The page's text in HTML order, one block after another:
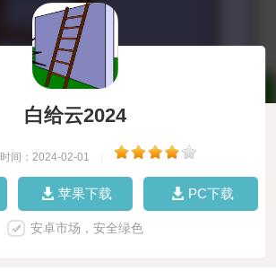
白给云2024
时间：2024-02-01
苹果下载 PC下载
安卓市场，安全绿色